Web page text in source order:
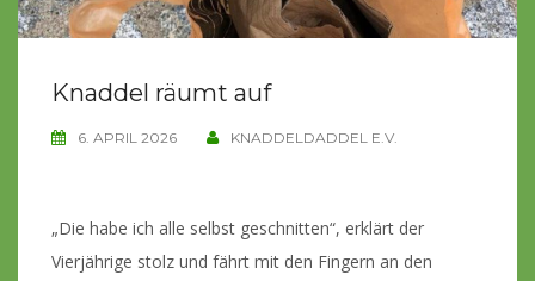
Knaddel räumt auf
6. APRIL 2026 KNADDELDADDEL E.V.
„Die habe ich alle selbst geschnitten“, erklärt der
Vierjährige stolz und fährt mit den Fingern an den